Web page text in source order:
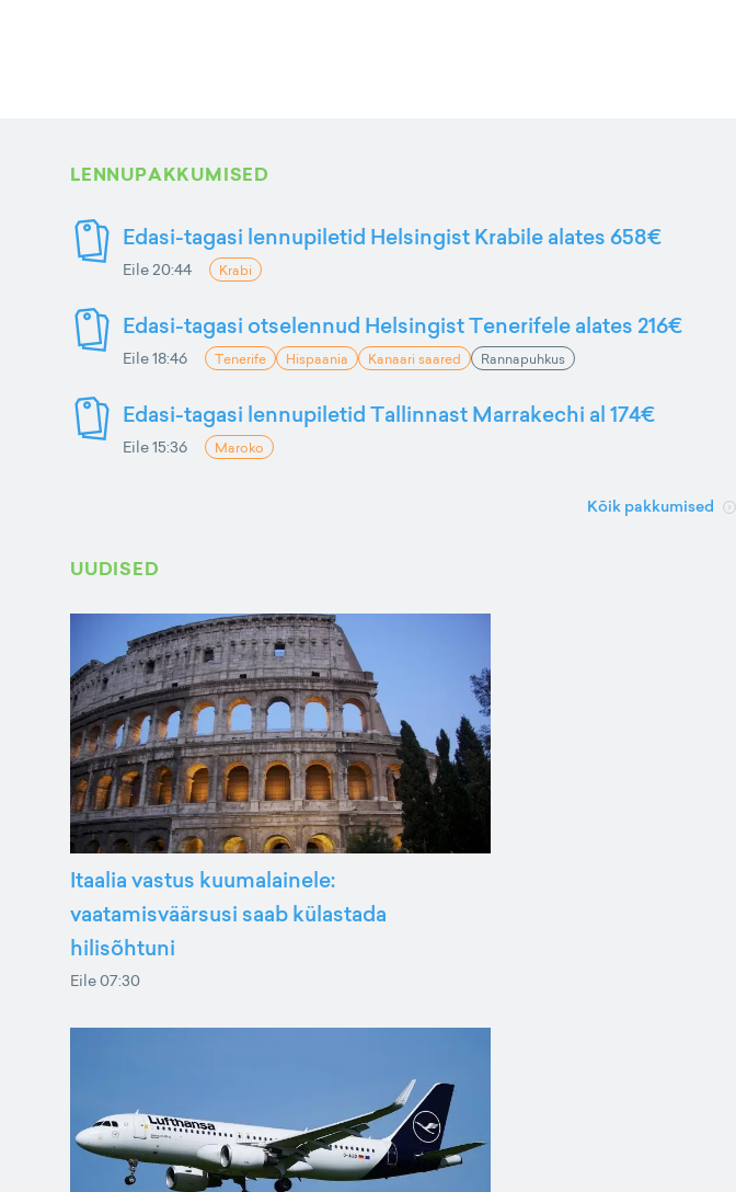
LENNUPAKKUMISED
Edasi-tagasi lennupiletid Helsingist Krabile alates 658€
Eile 20:44 Krabi
Edasi-tagasi otselennud Helsingist Tenerifele alates 216€
Eile 18:46 Tenerife Hispaania Kanaari saared Rannapuhkus
Edasi-tagasi lennupiletid Tallinnast Marrakechi al 174€
Eile 15:36 Maroko
Kõik pakkumised
UUDISED
Itaalia vastus kuumalainele:
vaatamisväärsusi saab külastada
hilisõhtuni
Eile 07:30